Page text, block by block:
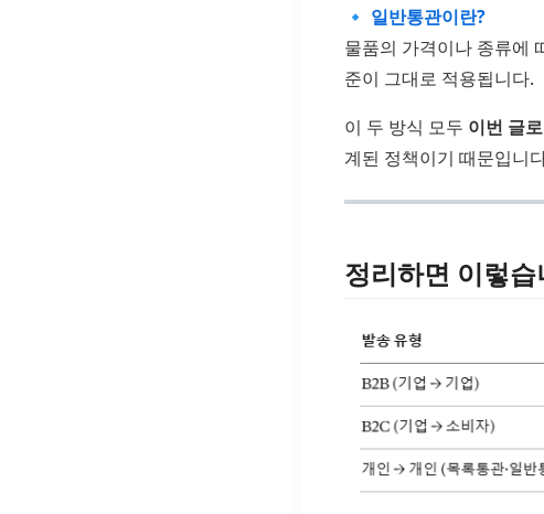
🔹 일반통관이란?
물품의 가격이나 종류에
준이 그대로 적용됩니다.
이 두 방식 모두 이번 글
계된 정책이기 때문입니
정리하면 이렇